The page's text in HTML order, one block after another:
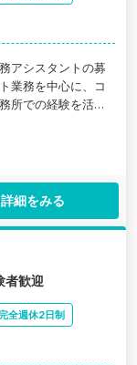
アシスタントの募
業務を中心に、コ
所での経験を活か
詳細をみる
者歓迎
全週休2日制